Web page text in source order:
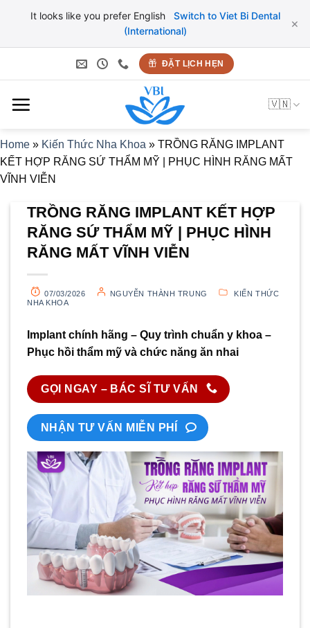
It looks like you prefer English
Switch to Viet Bi Dental
(International)
×
dung
ĐẶT LỊCH HẸN
🇻🇳
Home » Kiến Thức Nha Khoa » TRỒNG RĂNG IMPLANT
KẾT HỢP RĂNG SỨ THẨM MỸ | PHỤC HÌNH RĂNG MẤT
VĨNH VIỄN
TRỒNG RĂNG IMPLANT KẾT HỢP
RĂNG SỨ THẨM MỸ | PHỤC HÌNH
RĂNG MẤT VĨNH VIỄN
07/03/2026 NGUYỄN THÀNH TRUNG
KIẾN THỨC
NHA KHOA
Implant chính hãng – Quy trình chuẩn y khoa –
Phục hồi thẩm mỹ và chức năng ăn nhai
GỌI NGAY – BÁC SĨ TƯ VẤN
NHẬN TƯ VẤN MIỄN PHÍ